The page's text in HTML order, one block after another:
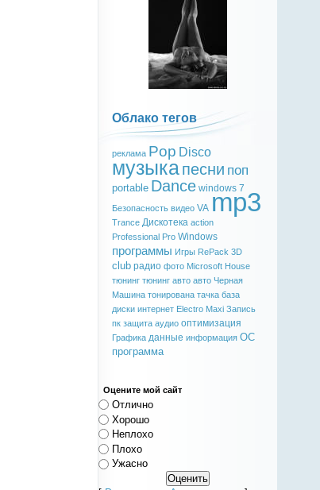
Облако тегов
реклама Pop Disco
музыкапесни поп
portable Dance windows 7
Безопасность видео VA mp3
Trance Дискотека action
Professional Pro Windows
программы Игры RePack 3D
club радио фото Microsoft House
тюнинг тюнинг авто авто Черная
Машина тонирована тачка база
диски интернет Electro Maxi Запись
пк защита аудио оптимизация
Графика данные информация ОС
программа
Оцените мой сайт
Отлично
Хорошо
Неплохо
Плохо
Ужасно